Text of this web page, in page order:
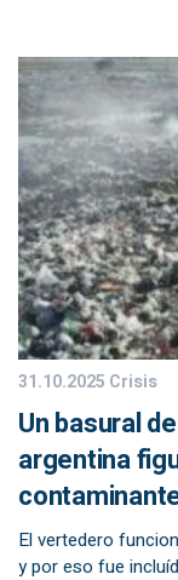
31.10.2025 Crisis
Un basural
argentina
El vertedero
y por eso fue